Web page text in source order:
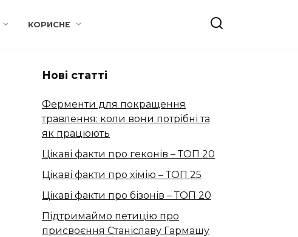
КОРИСНЕ
Нові статті
Ферменти для покращення
травлення: коли вони потрібні та
як працюють
Цікаві факти про геконів – ТОП 20
Цікаві факти про хімію – ТОП 25
Цікаві факти про бізонів – ТОП 20
Підтримаймо петицію про
присвоєння Станіславу Гармашу